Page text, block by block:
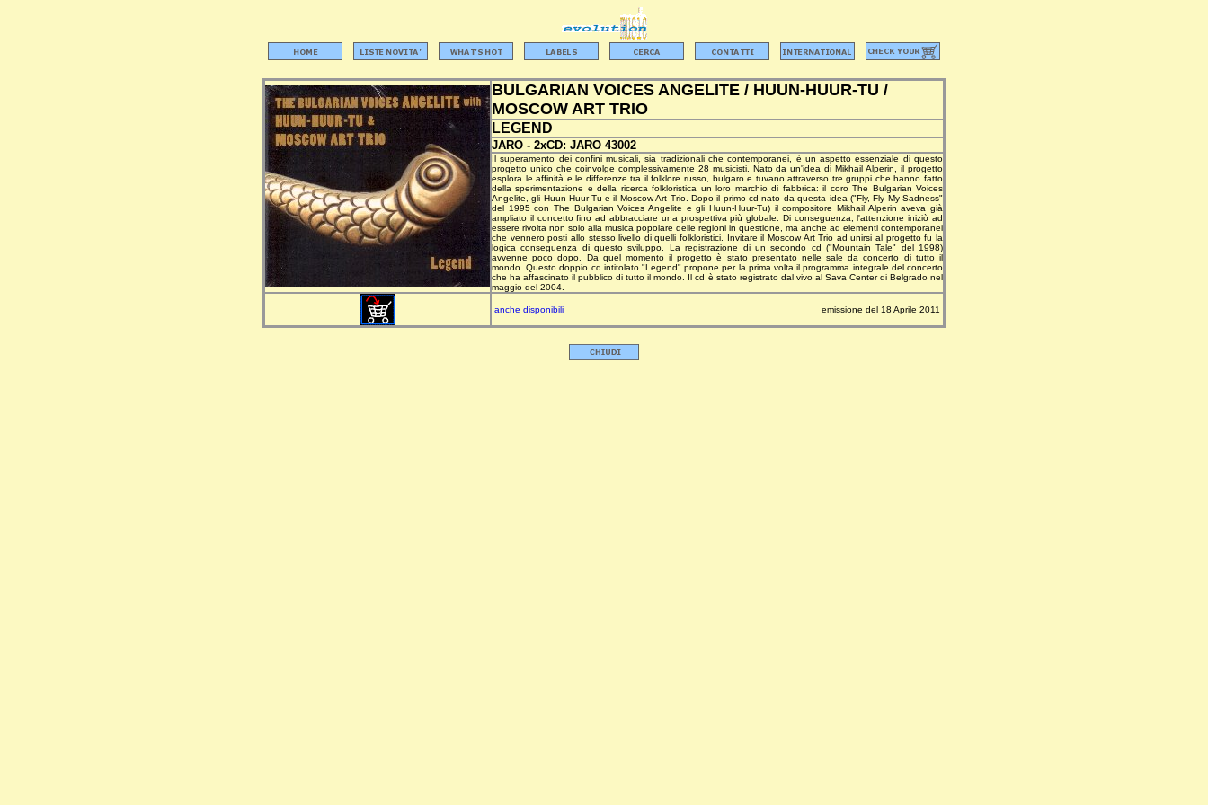
BULGARIAN VOICES ANGELITE / HUUN-HUUR-TU /
MOSCOW ART TRIO
LEGEND
JARO - 2xCD: JARO 43002
Il superamento dei confini musicali, sia tradizionali che contemporanei, è un aspetto essenziale di questo
progetto unico che coinvolge complessivamente 28 musicisti. Nato da un'idea di Mikhail Alperin, il progetto
esplora le affinità e le differenze tra il folklore russo, bulgaro e tuvano attraverso tre gruppi che hanno fatto
della sperimentazione e della ricerca folkloristica un loro marchio di fabbrica: il coro The Bulgarian Voices
Angelite, gli Huun-Huur-Tu e il Moscow Art Trio. Dopo il primo cd nato da questa idea ("Fly, Fly My Sadness"
del 1995 con The Bulgarian Voices Angelite e gli Huun-Huur-Tu) il compositore Mikhail Alperin aveva già
ampliato il concetto fino ad abbracciare una prospettiva più globale. Di conseguenza, l'attenzione iniziò ad
essere rivolta non solo alla musica popolare delle regioni in questione, ma anche ad elementi contemporanei
che vennero posti allo stesso livello di quelli folkloristici. Invitare il Moscow Art Trio ad unirsi al progetto fu la
logica conseguenza di questo sviluppo. La registrazione di un secondo cd ("Mountain Tale" del 1998)
avvenne poco dopo. Da quel momento il progetto è stato presentato nelle sale da concerto di tutto il
mondo. Questo doppio cd intitolato "Legend" propone per la prima volta il programma integrale del concerto
che ha affascinato il pubblico di tutto il mondo. Il cd è stato registrato dal vivo al Sava Center di Belgrado nel
maggio del 2004.
anche disponibili emissione del 18 Aprile 2011